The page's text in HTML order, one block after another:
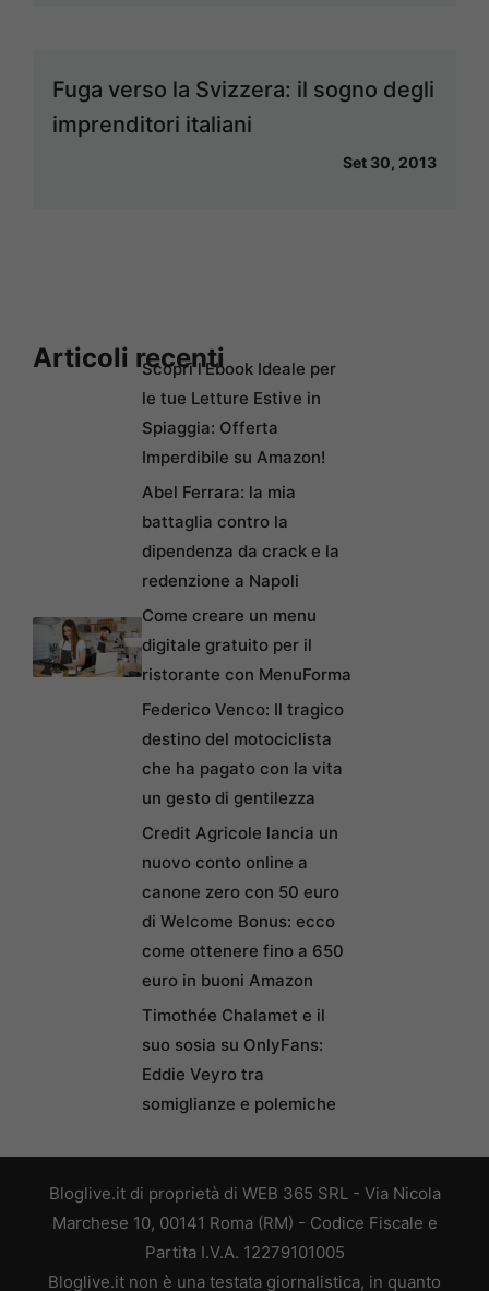
Fuga verso la Svizzera: il sogno degli
imprenditori italiani
Set 30, 2013
Articoli recentiScopri l’Ebook Ideale per
le tue Letture Estive in
Spiaggia: Offerta
Imperdibile su Amazon!
Abel Ferrara: la mia
battaglia contro la
dipendenza da crack e la
redenzione a Napoli
Come creare un menu
digitale gratuito per il
ristorante con MenuForma
Federico Venco: Il tragico
destino del motociclista
che ha pagato con la vita
un gesto di gentilezza
Credit Agricole lancia un
nuovo conto online a
canone zero con 50 euro
di Welcome Bonus: ecco
come ottenere fino a 650
euro in buoni Amazon
Timothée Chalamet e il
suo sosia su OnlyFans:
Eddie Veyro tra
somiglianze e polemiche
Bloglive.it di proprietà di WEB 365 SRL - Via Nicola
Marchese 10, 00141 Roma (RM) - Codice Fiscale e
Partita I.V.A. 12279101005
Bloglive.it non è una testata giornalistica, in quanto